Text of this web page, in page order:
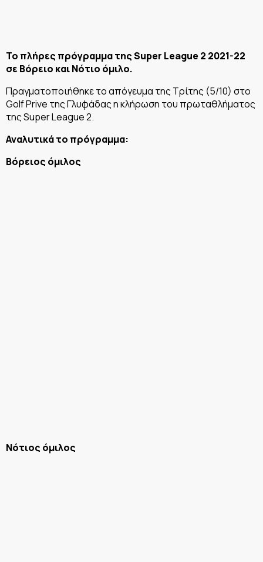
Το πλήρες πρόγραμμα της Super League 2 2021-22
σε Βόρειο και Νότιο όμιλο.
Πραγματοποιήθηκε το απόγευμα της Τρίτης (5/10) στο
Golf Prive της Γλυφάδας η κλήρωση του πρωταθλήματος
της Super League 2.
Αναλυτικά το πρόγραμμα:
Βόρειος όμιλος
Νότιος όμιλος